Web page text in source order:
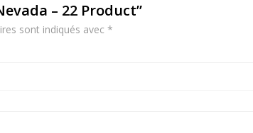
– 22 Product”
sont indiqués avec *